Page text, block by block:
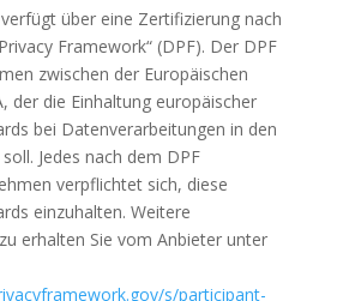
über eine Zertifizierung nach
Framework“ (DPF). Der DPF
zwischen der Europäischen
der die Einhaltung europäischer
bei Datenverarbeitungen in den
Jedes nach dem DPF
verpflichtet sich, diese
einzuhalten. Weitere
erhalten Sie vom Anbieter unter
s/participant-